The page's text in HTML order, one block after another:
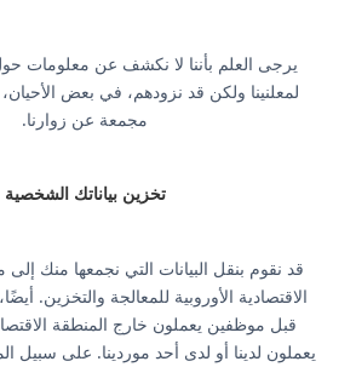
يرجى العلم بأننا لا نكشف عن معلومات
لمعلنينا ولكن قد نزودهم، في بعض
مجمعة عن زوارنا.
تخزين بياناتك الشخصية
قد نقوم بنقل البيانات التي نجمعها منك
الاقتصادية الأوروبية للمعالجة والتخزين.
قبل موظفين يعملون خارج المنطقة
يعملون لدينا أو لدى أحد موردينا. على سبيل